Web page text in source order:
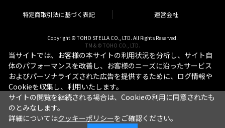
特定商取引法に基づく表記 運営会社
Copyright © TOHO STELLA CO., LTD. All Rights Reserved.
TM & © TOHO CO., LTD.
当サイトでは、お客様の本サイトの利用状況を分析し、サイト自
体のパフォーマンスを改善し、お客様のニーズに沿ったサービス
およびパーソナライズされた広告を提供するために、ログ情報や
Cookieを収集し、利用いたします。
サイトの閲覧を継続される場合は、Cookieの利用に同意されたも
のとみなします。
詳細についてはクッキーポリシーをご確認ください。